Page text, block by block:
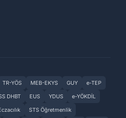
TR-YÖS MEB-EKYS GUY
e-TEP
DHBT EUS YDUS
e-YÖKDİL
STS Öğretmenlik